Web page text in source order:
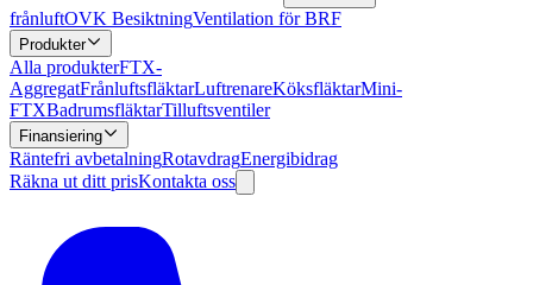
frånluftOVK BesiktningVentilation för BRF
Produkter
Alla produkterFTX-
AggregatFrånluftsfläktarLuftrenareKöksfläktarMini-
FTXBadrumsfläktarTilluftsventiler
Finansiering
Räntefri avbetalningRotavdragEnergibidrag
Räkna ut ditt prisKontakta oss